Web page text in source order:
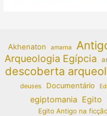
Akhenaton amarna
Arqueologia Egípcia
descoberta
deuses Documentário
egiptomania Egito
Egito Antigo na